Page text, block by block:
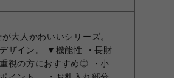
大人かわいいシリーズ。
ザイン。 ▼機能性 ・長財
視の方におすすめ◎ ・小